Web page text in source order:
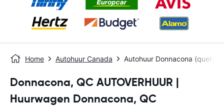
Home Autohuur Canada Autohuur Donnacona (quebec)
Donnacona, QC AUTOVERHUUR |
Huurwagen Donnacona, QC